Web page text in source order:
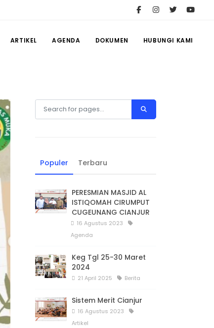
ARTIKEL AGENDA DOKUMEN HUBUNGI KAMI
Populer Terbaru
PERESMIAN MASJID AL
ISTIQOMAH CIRUMPUT
CUGEUNANG CIANJUR
16 Agustus 2023
Agenda
Keg Tgl 25-30 Maret
2024
21 April 2025 Berita
Sistem Merit Cianjur
16 Agustus 2023
Artikel